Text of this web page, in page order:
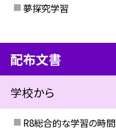
夢探究学習
配布文書
学校から
R8総合的な学習の時間